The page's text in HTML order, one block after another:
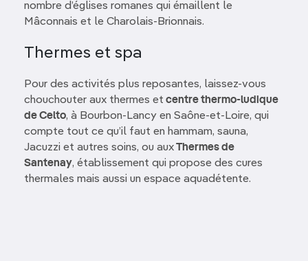
nombre d’églises romanes qui émaillent le
Mâconnais et le Charolais-Brionnais.
Thermes et spa
Pour des activités plus reposantes, laissez-vous
chouchouter aux thermes et centre thermo-ludique
de Celto, à Bourbon-Lancy en Saône-et-Loire, qui
compte tout ce qu’il faut en hammam, sauna,
Jacuzzi et autres soins, ou auxThermes de
Santenay, établissement qui propose des cures
thermales mais aussi un espace aquadétente.